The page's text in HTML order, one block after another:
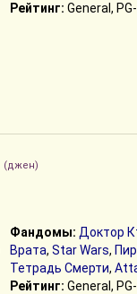
Рейтинг: General,
(джен)
Фандомы: Доктор
Врата, Star Wars,
Тетрадь Смерти,
Рейтинг: General,